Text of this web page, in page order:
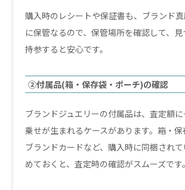
購入時のレシートや保証書も、ブランド
に保管なるので、保管場所を確認して、
持参すると安心です。
②付属品(箱・保存袋・ポーチ)の確認
ブランドジュエリーの付属品は、査定額
乗せが生まれるケースがあります。箱・保
ブランドカードなど、購入時に同梱され
めておくと、査定時の確認がスムーズです。